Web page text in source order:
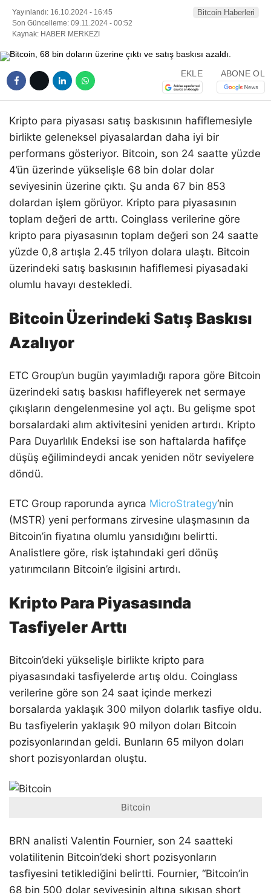
Yayınlandı: 16.10.2024 - 16:45
Son Güncelleme: 09.11.2024 - 00:52
Kaynak: HABER MERKEZI
Bitcoin Haberleri
EKLE ABONE OL
Kripto para piyasası satış baskısının hafiflemesiyle
birlikte geleneksel piyasalardan daha iyi bir
performans gösteriyor. Bitcoin, son 24 saatte yüzde
4’ün üzerinde yükselişle 68 bin dolar dolar
seviyesinin üzerine çıktı. Şu anda 67 bin 853
dolardan işlem görüyor. Kripto para piyasasının
toplam değeri de arttı. Coinglass verilerine göre
kripto para piyasasının toplam değeri son 24 saatte
yüzde 0,8 artışla 2.45 trilyon dolara ulaştı. Bitcoin
üzerindeki satış baskısının hafiflemesi piyasadaki
olumlu havayı destekledi.
Bitcoin Üzerindeki Satış Baskısı
Azalıyor
ETC Group’un bugün yayımladığı rapora göre Bitcoin
üzerindeki satış baskısı hafifleyerek net sermaye
çıkışların dengelenmesine yol açtı. Bu gelişme spot
borsalardaki alım aktivitesini yeniden artırdı. Kripto
Para Duyarlılık Endeksi ise son haftalarda hafifçe
düşüş eğilimindeydi ancak yeniden nötr seviyelere
döndü.
ETC Group raporunda ayrıca MicroStrategy‘nin
(MSTR) yeni performans zirvesine ulaşmasının da
Bitcoin’in fiyatına olumlu yansıdığını belirtti.
Analistlere göre, risk iştahındaki geri dönüş
yatırımcıların Bitcoin’e ilgisini artırdı.
Kripto Para Piyasasında
Tasfiyeler Arttı
Bitcoin’deki yükselişle birlikte kripto para
piyasasındaki tasfiyelerde artış oldu. Coinglass
verilerine göre son 24 saat içinde merkezi
borsalarda yaklaşık 300 milyon dolarlık tasfiye oldu.
Bu tasfiyelerin yaklaşık 90 milyon doları Bitcoin
pozisyonlarından geldi. Bunların 65 milyon doları
short pozisyonlardan oluştu.
Bitcoin
BRN analisti Valentin Fournier, son 24 saatteki
volatilitenin Bitcoin’deki short pozisyonların
tasfiyesini tetiklediğini belirtti. Fournier, “Bitcoin’in
68 bin 500 dolar seviyesinin altına sıkışan short